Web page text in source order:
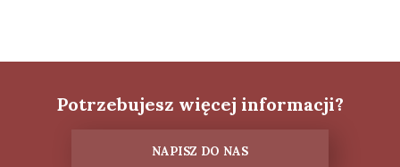
Potrzebujesz więcej informacji?
NAPISZ DO NAS